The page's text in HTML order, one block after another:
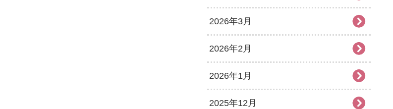
2026年3月
2026年2月
2026年1月
2025年12月